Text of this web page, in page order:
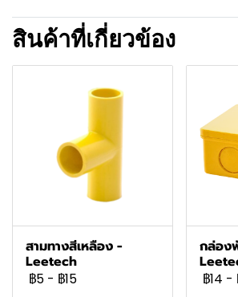
สินค้าที่เกี่ยวข้อง
สามทางสีเหลือง -
Leetech
฿5 - ฿15
กล่อง
฿14 -